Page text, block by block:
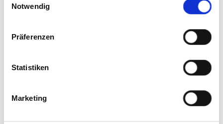
Cookies, wenn Sie unsere Webseite weiterhin nutzen.
Notwendig
Präferenzen
Statistiken
Marketing
Bergerhof Tegernsee Ferienwohnung